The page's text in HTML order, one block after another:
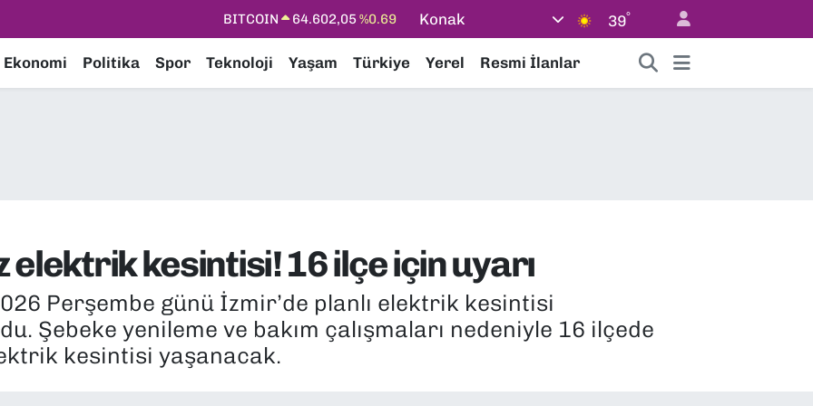
BITCOIN 64.602,05 %0.69
EURO
55,0250
%0.02
Konak 39°
Ekonomi Politika Spor Teknoloji Yaşam Türkiye Yerel Resmi İlanlar
elektrik kesintisi! 16 ilçe için uyarı
Perşembe günü İzmir’de planlı elektrik kesintisi
Şebeke yenileme ve bakım çalışmaları nedeniyle 16 ilçede
kesintisi yaşanacak.